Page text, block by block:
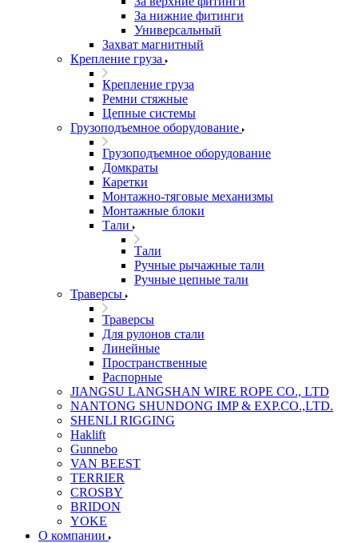
За нижние фитинги
Универсальный
Захват магнитный
Крепление груза
Крепление груза
Ремни стяжные
Цепные системы
Грузоподъемное оборудование
Грузоподъемное оборудование
Домкраты
Каретки
Монтажно-тяговые механизмы
Монтажные блоки
Тали
Тали
Ручные рычажные тали
Ручные цепные тали
Траверсы
Траверсы
Для рулонов стали
Линейные
Пространственные
Распорные
JIANGSU LANGSHAN WIRE ROPE CO., LTD
NANTONG SHUNDONG IMP & EXP.CO.,LTD.
SHENLI RIGGING
Haklift
Gunnebo
VAN BEEST
TERRIER
CROSBY
BRIDON
YOKE
О компании